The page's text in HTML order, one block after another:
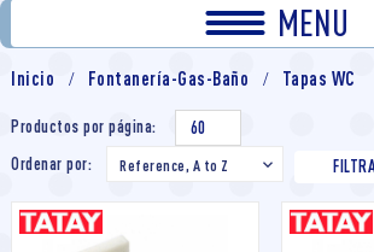
MENU
Inicio Fontanería-Gas-Baño Tapas WC
Productos por página:
60
Ordenar por:
Reference, A to Z 